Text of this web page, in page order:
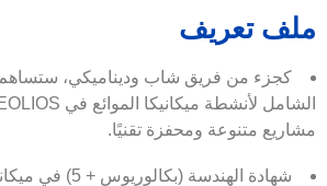
ملف تعريف
كجزء من فريق شاب وديناميكي، ستساهم
مشاريع متنوعة ومحفزة تقنيًا.
شهادة الهندسة